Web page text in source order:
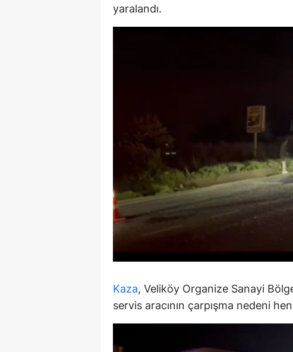
Elazığ
Erzincan
Erzurum
Hatay
Isparta
yaralandı.
Kaza, Veliköy Organize Sanayi
servis aracının çarpışma nedeni